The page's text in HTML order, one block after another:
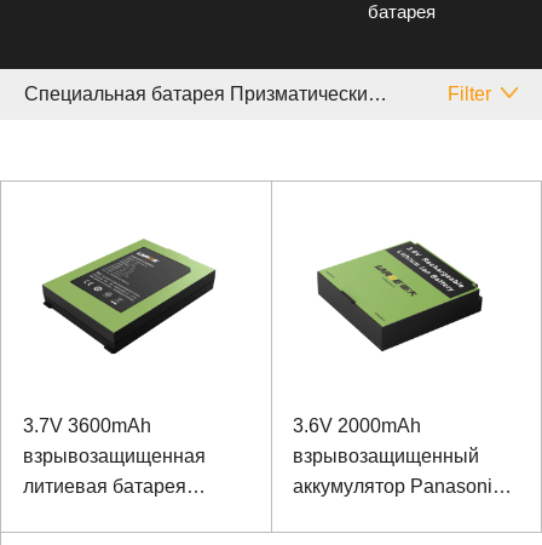
батарея
Специальная батарея Призматический Panasonic Filter
3.7V 3600mAh
взрывозащищенная
литиевая батарея
3.6V 2000mAh
взрывозащищенный
аккумулятор Panasonic